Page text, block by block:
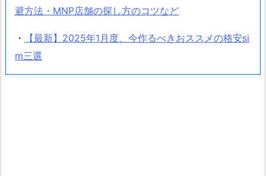
避方法・MNP店舗の探し方のコツなど
・
【最新】2025年1月度、今作るべきおススメの格安si
m三選